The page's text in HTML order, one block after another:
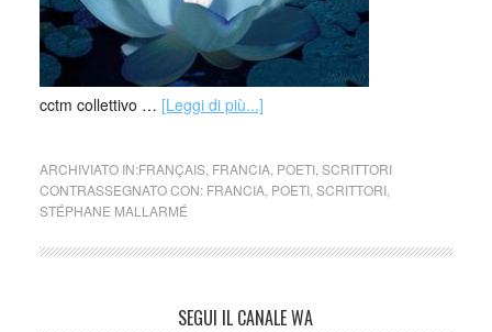
cctm collettivo … [Leggi di più...]
ARCHIVIATO IN:FRANÇAIS, FRANCIA, POETI, SCRITTORI
CONTRASSEGNATO CON: FRANCIA, POETI, SCRITTORI,
STÉPHANE MALLARMÉ
SEGUI IL CANALE WA